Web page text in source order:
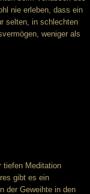
nie erleben, dass ein
selten, in schlechten
weniger als
tiefen Meditation
gibt es ein
der Geweihte in den